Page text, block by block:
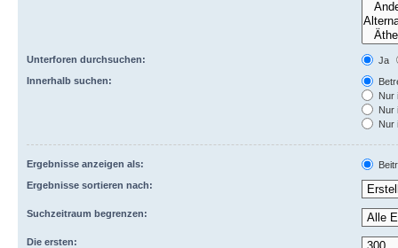
Unterforen durchsuchen:
Ja
Innerhalb suchen:
Nur
Nur
Nur
Ergebnisse anzeigen als:
Ergebnisse sortieren nach:
Suchzeitraum begrenzen:
Die ersten: